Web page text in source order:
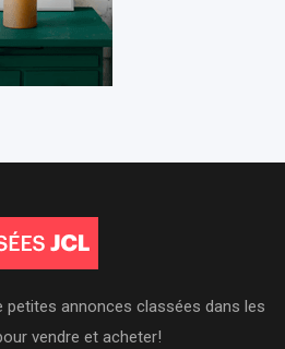
annonces classées dans les
vendre et acheter!